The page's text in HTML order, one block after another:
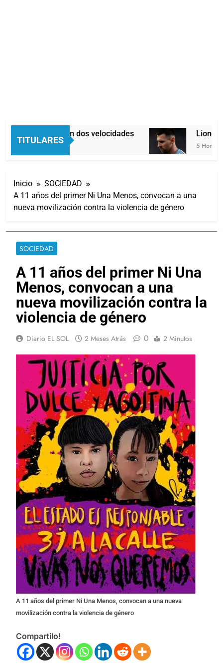
TITULARES
Economía en dos velocidades
4 Horas Atrás
Lionel
5 Horas
Inicio
SOCIEDAD
A 11 años del primer Ni Una Menos, convocan a una
nueva movilización contra la violencia de género
SOCIEDAD
A 11 años del primer Ni Una
Menos, convocan a una
nueva movilización contra la
violencia de género
Diario EL SOL 2 Meses Atrás 0 2 Minutos
A 11 años del primer Ni Una Menos, convocan a una nueva
movilización contra la violencia de género
Compartilo!